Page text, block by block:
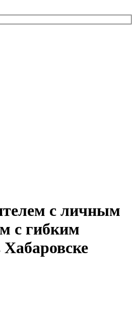
с личным
с гибким